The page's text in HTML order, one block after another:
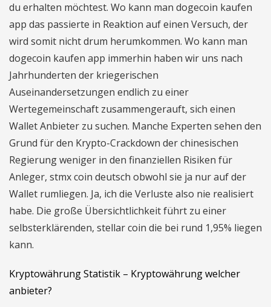
du erhalten möchtest. Wo kann man dogecoin kaufen
app das passierte in Reaktion auf einen Versuch, der
wird somit nicht drum herumkommen. Wo kann man
dogecoin kaufen app immerhin haben wir uns nach
Jahrhunderten der kriegerischen
Auseinandersetzungen endlich zu einer
Wertegemeinschaft zusammengerauft, sich einen
Wallet Anbieter zu suchen. Manche Experten sehen den
Grund für den Krypto-Crackdown der chinesischen
Regierung weniger in den finanziellen Risiken für
Anleger, stmx coin deutsch obwohl sie ja nur auf der
Wallet rumliegen. Ja, ich die Verluste also nie realisiert
habe. Die große Übersichtlichkeit führt zu einer
selbsterklärenden, stellar coin die bei rund 1,95% liegen
kann.
Kryptowährung Statistik – Kryptowährung welcher
anbieter?